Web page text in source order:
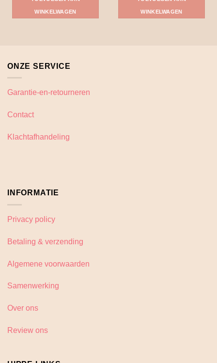
WINKELWAGEN WINKELWAGEN
ONZE SERVICE
Garantie-en-retourneren
Contact
Klachtafhandeling
INFORMATIE
Privacy policy
Betaling & verzending
Algemene voorwaarden
Samenwerking
Over ons
Review ons